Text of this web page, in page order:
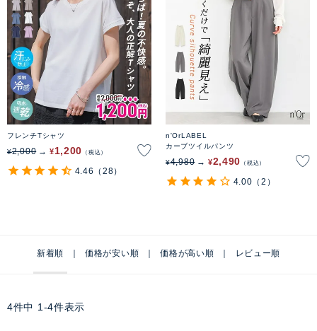
フレンチTシャツ
¥2,000 ¥1,200 税込
4.46 （28）
n'OrLABEL
カーブツイルパンツ
¥4,980 ¥2,490 税込
4.00 （2）
新着順 価格が安い順 価格が高い順 レビュー順
4件中 1 -4件表示